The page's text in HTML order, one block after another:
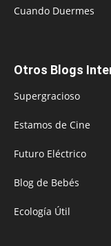
Cuando Duermes
Otros Blogs
Supergracioso
Estamos de Cine
Futuro Eléctrico
Blog de Bebés
Ecología Útil